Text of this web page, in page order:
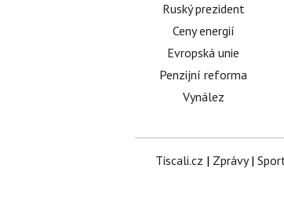
Ruský prezident
Ceny energií
Evropská unie
Penzijní reforma
Vynález
Tiscali.cz | Zprávy|